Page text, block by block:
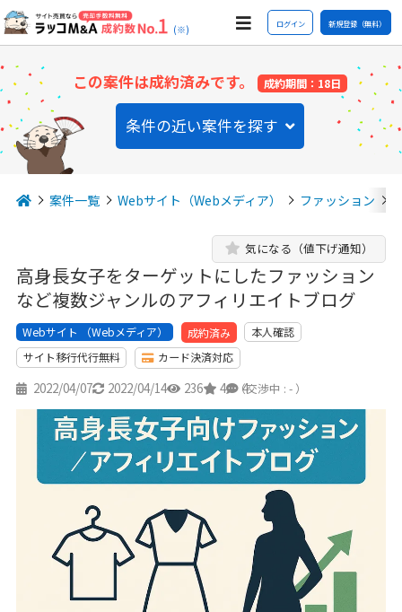
(※) ログイン 新規登録（無料）
この案件は成約済みです。 成約期間：18日
条件の近い案件を探す
案件一覧 Webサイト（Webメディア） ファッション
高身長女子をターゲットにしたファッション
など複数ジャンルのアフィリエイトブログ
気になる（値下げ通知）
Webサイト （Webメディア） 成約済み
本人確認
サイト移行代行無料
カード決済対応
2022/04/07 2022/04/14 236 4 4
（交渉中 : - ）